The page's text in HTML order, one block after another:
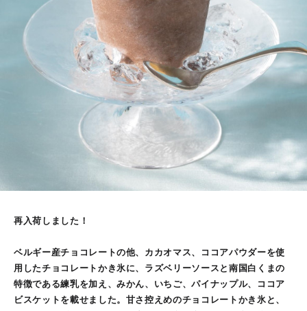
再入荷しました！
ベルギー産チョコレートの他、カカオマス、ココアパウダーを使
用したチョコレートかき氷に、ラズベリーソースと南国白くまの
特徴である練乳を加え、みかん、いちご、パイナップル、ココア
ビスケットを載せました。甘さ控えめのチョコレートかき氷と、